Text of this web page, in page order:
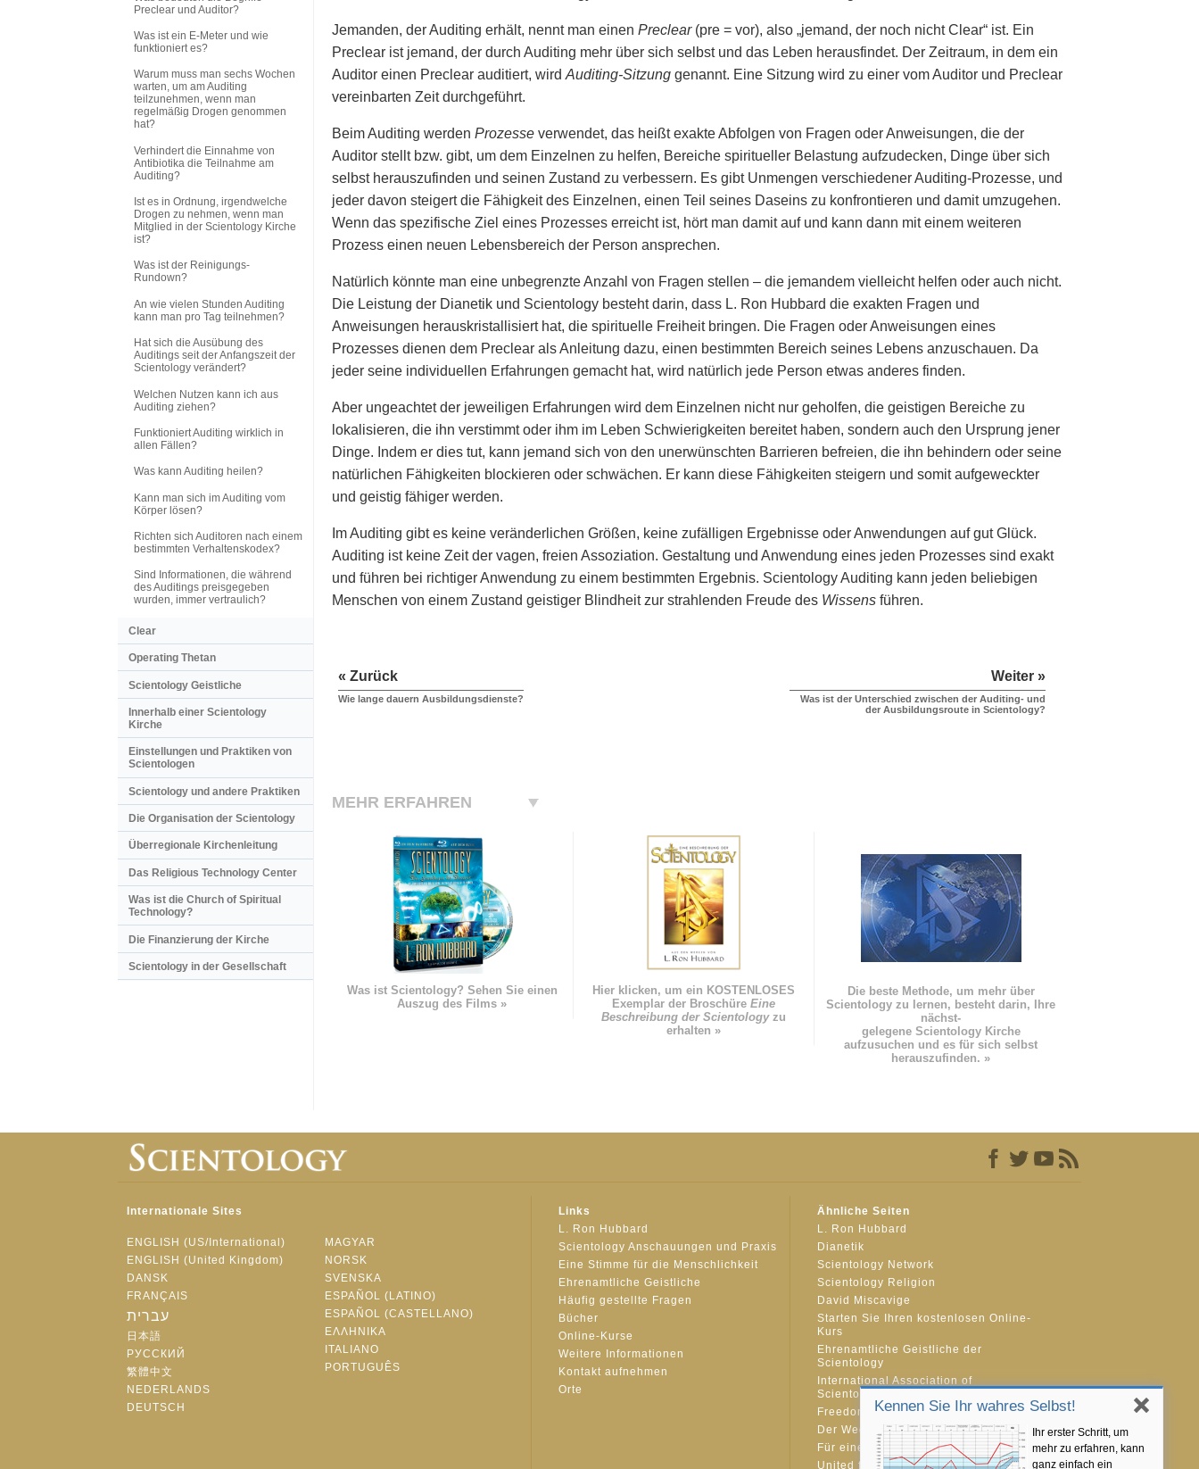
Jemanden, der Auditing erhält, nennt man einen Preclear(pre = vor), also „jemand, der noch nicht Clear“ ist. Ein
Preclear ist jemand, der durch Auditing mehr über sich selbst und das Leben herausfindet. Der Zeitraum, in dem ein
Auditor einen Preclear auditiert, wird Auditing-Sitzung genannt. Eine Sitzung wird zu einer vom Auditor und Preclear
vereinbarten Zeit durchgeführt.
Beim Auditing werden Prozesse verwendet, das heißt exakte Abfolgen von Fragen oder Anweisungen, die der
Auditor stellt bzw. gibt, um dem Einzelnen zu helfen, Bereiche spiritueller Belastung aufzudecken, Dinge über sich
selbst herauszufinden und seinen Zustand zu verbessern. Es gibt Unmengen verschiedener Auditing-Prozesse, und
jeder davon steigert die Fähigkeit des Einzelnen, einen Teil seines Daseins zu konfrontieren und damit umzugehen.
Wenn das spezifische Ziel eines Prozesses erreicht ist, hört man damit auf und kann dann mit einem weiteren
Prozess einen neuen Lebensbereich der Person ansprechen.
Natürlich könnte man eine unbegrenzte Anzahl von Fragen stellen – die jemandem vielleicht helfen oder auch nicht.
Die Leistung der Dianetik und Scientology besteht darin, dass L. Ron Hubbard die exakten Fragen und
Anweisungen herauskristallisiert hat, die spirituelle Freiheit bringen. Die Fragen oder Anweisungen eines
Prozesses dienen dem Preclear als Anleitung dazu, einen bestimmten Bereich seines Lebens anzuschauen. Da
jeder seine individuellen Erfahrungen gemacht hat, wird natürlich jede Person etwas anderes finden.
Aber ungeachtet der jeweiligen Erfahrungen wird dem Einzelnen nicht nur geholfen, die geistigen Bereiche zu
lokalisieren, die ihn verstimmt oder ihm im Leben Schwierigkeiten bereitet haben, sondern auch den Ursprung jener
Dinge. Indem er dies tut, kann jemand sich von den unerwünschten Barrieren befreien, die ihn behindern oder seine
natürlichen Fähigkeiten blockieren oder schwächen. Er kann diese Fähigkeiten steigern und somit aufgeweckter
und geistig fähiger werden.
Im Auditing gibt es keine veränderlichen Größen, keine zufälligen Ergebnisse oder Anwendungen auf gut Glück.
Auditing ist keine Zeit der vagen, freien Assoziation. Gestaltung und Anwendung eines jeden Prozesses sind exakt
und führen bei richtiger Anwendung zu einem bestimmten Ergebnis. Scientology Auditing kann jeden beliebigen
Menschen von einem Zustand geistiger Blindheit zur strahlenden Freude des Wissens führen.
« Zurück
Wie lange dauern Ausbildungsdienste?
Weiter »
Was ist der Unterschied zwischen der Auditing- und
der Ausbildungsroute in Scientology?
MEHR ERFAHREN
Was ist Scientology? Sehen Sie einen
Auszug des Films »
Hier klicken, um ein KOSTENLOSES
Exemplar der Broschüre Eine
Beschreibung der Scientologyzu
erhalten »
Die beste Methode, um mehr über
Scientology zu lernen, besteht darin, Ihre
nächst-
gelegene Scientology Kirche
aufzusuchen und es für sich selbst
herauszufinden. »
Preclear und Auditor?
Was ist ein E-Meter und wie
funktioniert es?
Warum muss man sechs Wochen
warten, um am Auditing
teilzunehmen, wenn man
regelmäßig Drogen genommen
hat?
Verhindert die Einnahme von
Antibiotika die Teilnahme am
Auditing?
Ist es in Ordnung, irgendwelche
Drogen zu nehmen, wenn man
Mitglied in der Scientology Kirche
ist?
Was ist der Reinigungs-
Rundown?
An wie vielen Stunden Auditing
kann man pro Tag teilnehmen?
Hat sich die Ausübung des
Auditings seit der Anfangszeit der
Scientology verändert?
Welchen Nutzen kann ich aus
Auditing ziehen?
Funktioniert Auditing wirklich in
allen Fällen?
Was kann Auditing heilen?
Kann man sich im Auditing vom
Körper lösen?
Richten sich Auditoren nach einem
bestimmten Verhaltenskodex?
Sind Informationen, die während
des Auditings preisgegeben
wurden, immer vertraulich?
Clear
Operating Thetan
Scientology Geistliche
Innerhalb einer Scientology
Kirche
Einstellungen und Praktiken von
Scientologen
Scientology und andere Praktiken
Die Organisation der Scientology
Überregionale Kirchenleitung
Das Religious Technology Center
Was ist die Church of Spiritual
Technology?
Die Finanzierung der Kirche
Scientology in der Gesellschaft
Kennen Sie Ihr wahres Selbst!
Ihr erster Schritt, um
mehr zu erfahren, kann
ganz einfach ein
Internationale Sites
ENGLISH (US/International)
ENGLISH (United Kingdom)
DANSK
FRANÇAIS
עברית
日本語
РУССКИЙ
繁體中文
NEDERLANDS
DEUTSCH
MAGYAR
NORSK
SVENSKA
ESPAÑOL (LATINO)
ESPAÑOL (CASTELLANO)
ΕΛΛΗΝΙΚA
ITALIANO
PORTUGUÊS
Links
L. Ron Hubbard
Scientology Anschauungen und Praxis
Eine Stimme für die Menschlichkeit
Ehrenamtliche Geistliche
Häufig gestellte Fragen
Bücher
Online-Kurse
Weitere Informationen
Kontakt aufnehmen
Orte
Ähnliche Seiten
L. Ron Hubbard
Dianetik
Scientology Network
Scientology Religion
David Miscavige
Starten Sie Ihren kostenlosen Online-
Kurs
Ehrenamtliche Geistliche der
Scientology
International Association of
Scientologists
Freedom Magazine
Der Weg zum Glücklichsein
Für eine Welt ohne Drogenkonsum
United for Human Rights